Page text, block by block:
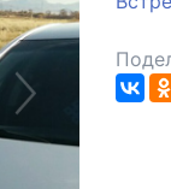
Next